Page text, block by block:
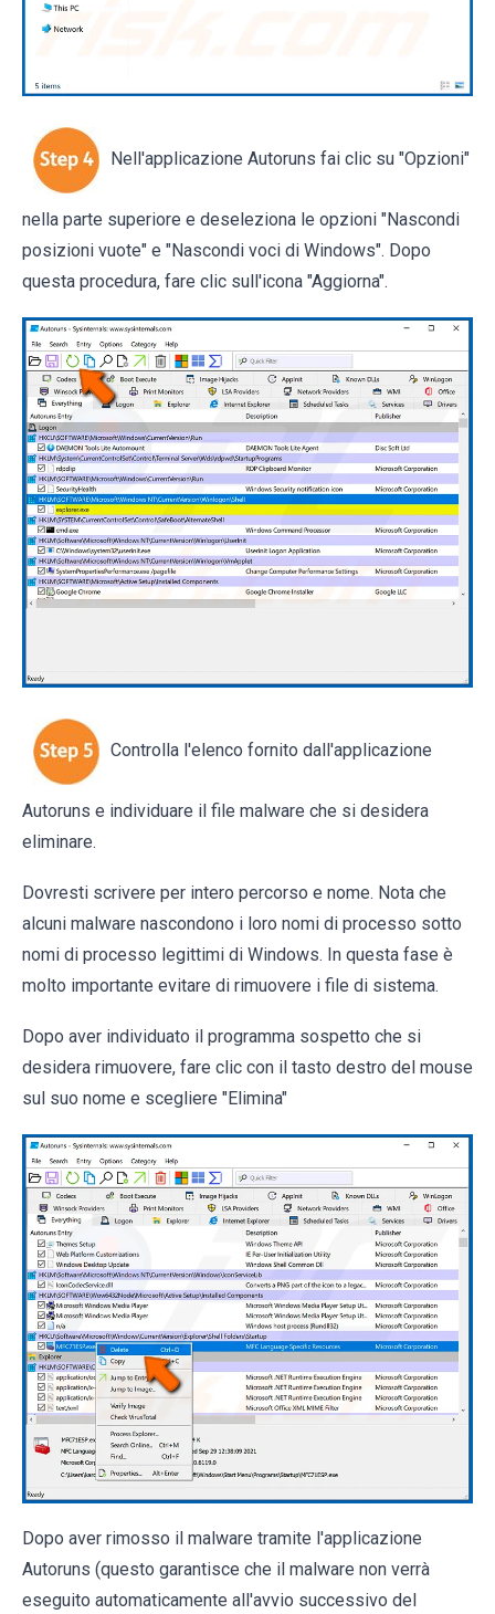
Nell'applicazione Autoruns fai clic su "Opzioni"
nella parte superiore e deseleziona le opzioni "Nascondi
posizioni vuote" e "Nascondi voci di Windows". Dopo
questa procedura, fare clic sull'icona "Aggiorna".
Controlla l'elenco fornito dall'applicazione
Autoruns e individuare il file malware che si desidera
eliminare.
Dovresti scrivere per intero percorso e nome. Nota che
alcuni malware nascondono i loro nomi di processo sotto
nomi di processo legittimi di Windows. In questa fase è
molto importante evitare di rimuovere i file di sistema.
Dopo aver individuato il programma sospetto che si
desidera rimuovere, fare clic con il tasto destro del mouse
sul suo nome e scegliere "Elimina"
Dopo aver rimosso il malware tramite l'applicazione
Autoruns (questo garantisce che il malware non verrà
eseguito automaticamente all'avvio successivo del